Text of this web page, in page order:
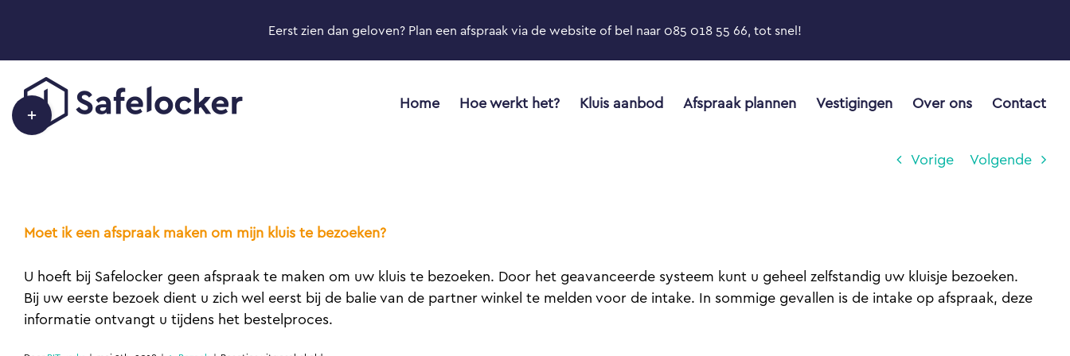
Eerst zien dan geloven? Plan een afspraak via de website of bel naar 085 018 55 66, tot snel!
Home Hoe werkt het? Kluis aanbod Afspraak plannen Vestigingen Over ons Contact
Vorige Volgende
Moet ik een afspraak maken om mijn kluis te bezoeken?
U hoeft bij Safelocker geen afspraak te maken om uw kluis te bezoeken. Door het geavanceerde systeem kunt u geheel zelfstandig uw kluisje bezoeken.
Bij uw eerste bezoek dient u zich wel eerst bij de balie van de partner winkel te melden voor de intake. In sommige gevallen is de intake op afspraak, deze
informatie ontvangt u tijdens het bestelproces.
Toggle
Sliding